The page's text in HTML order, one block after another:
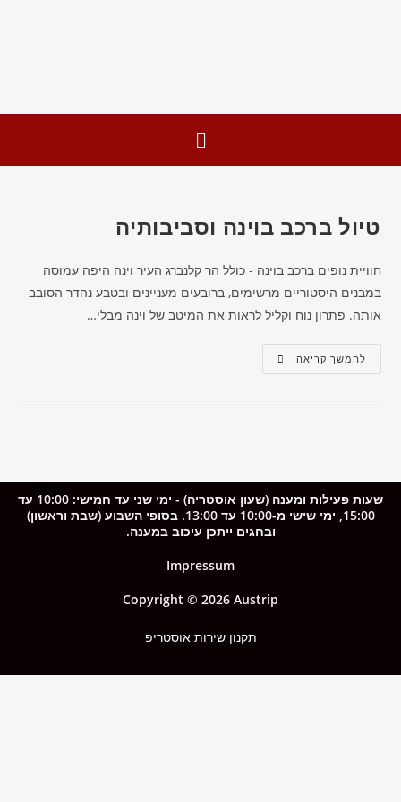
טיול ברכב בוינה וסביבותיה
חוויית נופים ברכב בוינה - כולל הר קלנברג העיר וינה היפה עמוסה
במבנים היסטוריים מרשימים, ברובעים מעניינים ובטבע נהדר הסובב
אותה. פתרון נוח וקליל לראות את המיטב של וינה מבלי…
להמשך קריאה
שעות פעילות ומענה (שעון אוסטריה) - ימי שני עד חמישי: 10:00 עד
15:00, ימי שישי מ-10:00 עד 13:00. בסופי השבוע (שבת וראשון)
ובחגים ייתכן עיכוב במענה.
Impressum
Copyright © 2026 Austrip
תקנון שירות אוסטריפ